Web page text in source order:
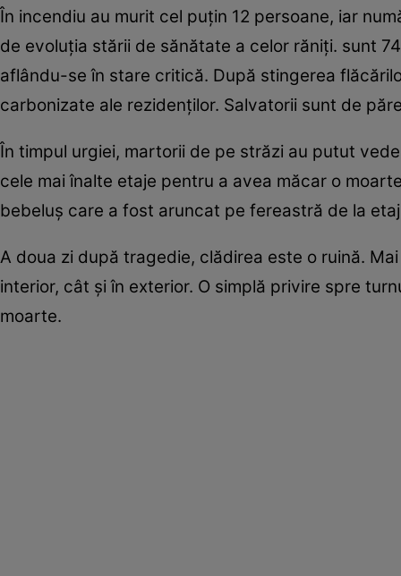
În incendiu au murit cel puțin 12 persoane, iar
de evoluția stării de sănătate a celor răniți. sunt
aflându-se în stare critică. După stingerea
carbonizate ale rezidenților. Salvatorii sunt de
În timpul urgiei, martorii de pe străzi au putut
cele mai înalte etaje pentru a avea măcar o
bebeluș care a fost aruncat pe fereastră de la
A doua zi după tragedie, clădirea este o ruină.
interior, cât și în exterior. O simplă privire spre
moarte.